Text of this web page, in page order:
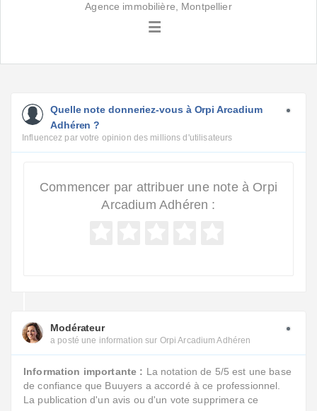
Agence immobilière, Montpellier
Quelle note donneriez-vous à Orpi Arcadium
Adhéren ?
Influencez par votre opinion des millions d'utilisateurs
Commencer par attribuer une note à Orpi
Arcadium Adhéren :
Modérateur
a posté une information sur Orpi Arcadium Adhéren
Information importante : La notation de 5/5 est une base
de confiance que Buuyers a accordé à ce professionnel.
La publication d'un avis ou d'un vote supprimera ce